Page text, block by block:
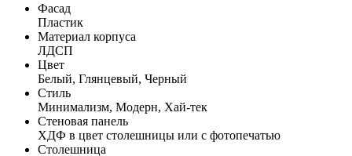
Фасад
Пластик
Материал корпуса
ЛДСП
Цвет
Белый, Глянцевый, Черный
Стиль
Минимализм, Модерн, Хай-тек
Стеновая панель
ХДФ в цвет столешницы или с фотопечатью
Столешница